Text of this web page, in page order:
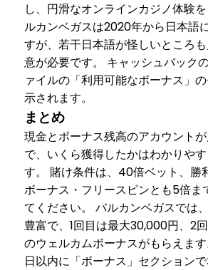
し、円滑なオンラインカジノ体験
ルカンベガスは2020年から日本語
すが、若干日本語が怪しいところ
意が必要です。 キャッシュバック
ァイルの「利用可能なボーナス」
示されます。
まとめ
現金とボーナス残高のアカウント
で、いくら獲得したかはわかりや
す。 賭け条件は、40倍ベット、勝
ボーナス・フリースピンとも5倍ま
てください。 バルカンベガスでは
豊富で、1回目は最大30,000円、2
のウェルカムボーナスがもらえま
日以内に「ボーナス」セクション